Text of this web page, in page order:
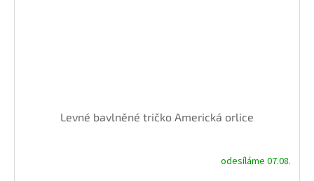
Levné bavlněné tričko Americká orlice
odesíláme 07.08.